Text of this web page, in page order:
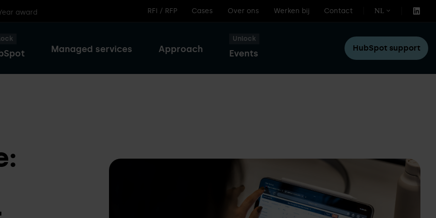
award RFI / RFP Cases Over ons Werken bij Contact NL
Managed services Approach
Unlock
Events HubSpot support